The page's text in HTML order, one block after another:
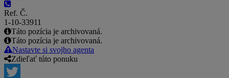
Ref. Č.
1-10-33911
Táto pozícia je archivovaná.
Táto pozícia je archivovaná.
Nastavte si svojho agenta
Zdieľať túto ponuku